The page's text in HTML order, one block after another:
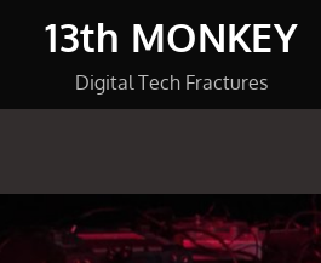
13th MONKEY
Digital Tech Fractures